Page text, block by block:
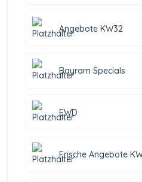
Angebote KW32
Bayram Specials
EWD
Frische Angebote